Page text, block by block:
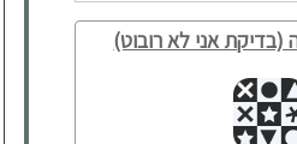
(בדיקת אני לא רובוט)